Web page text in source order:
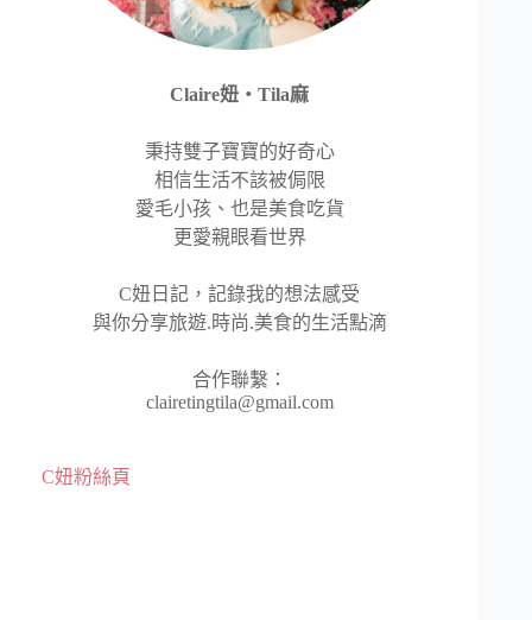
Claire妞‧Tila麻
秉持雙子寶寶的好奇心
相信生活不該被侷限
愛毛小孩、也是美食吃貨
更愛親眼看世界
C妞日記，記錄我的想法感受
與你分享旅遊.時尚.美食的生活點滴
合作聯繫：
clairetingtila@gmail.com
C妞粉絲頁